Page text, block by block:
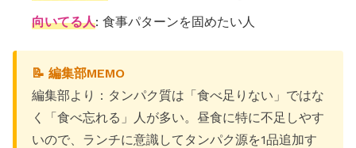
向いてる人: 食事パターンを固めたい人
📝 編集部MEMO
編集部より：タンパク質は「食べ足りない」ではな
く「食べ忘れる」人が多い。昼食に特に不足しやす
いので、ランチに意識してタンパク源を1品追加す